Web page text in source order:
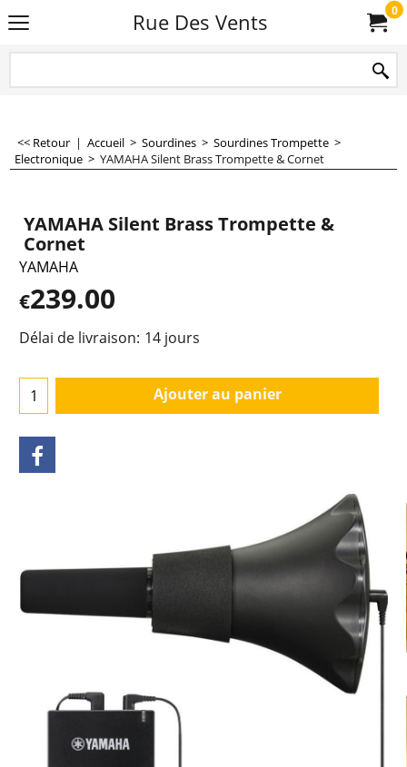
Rue Des Vents 0
<< Retour | Accueil > Sourdines > Sourdines Trompette >
Electronique > YAMAHA Silent Brass Trompette & Cornet
YAMAHA Silent Brass Trompette &
Cornet
YAMAHA
€239.00
Délai de livraison: 14 jours
Ajouter au panier